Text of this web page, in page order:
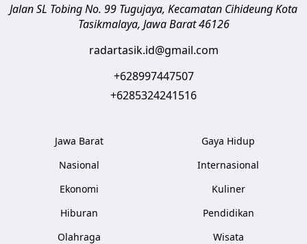
Jalan SL Tobing No. 99 Tugujaya, Kecamatan CihideungKota
Tasikmalaya, Jawa Barat 46126
radartasik.id@gmail.com
+628997447507
+6285324241516
Jawa Barat
Nasional
Ekonomi
Hiburan
Olahraga
Gaya Hidup
Internasional
Kuliner
Pendidikan
Wisata